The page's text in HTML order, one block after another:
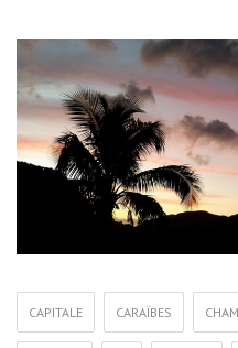
CAPITALE CARAÏBES